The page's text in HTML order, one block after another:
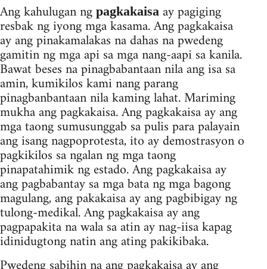
Ang kahulugan ng pagkakaisa ay pagiging
resbak ng iyong mga kasama. Ang pagkakaisa
ay ang pinakamalakas na dahas na pwedeng
gamitin ng mga api sa mga nang-aapi sa kanila.
Bawat beses na pinagbabantaan nila ang isa sa
amin, kumikilos kami nang parang
pinagbanbantaan nila kaming lahat. Mariming
mukha ang pagkakaisa. Ang pagkakaisa ay ang
mga taong sumusunggab sa pulis para palayain
ang isang nagpoprotesta, ito ay demostrasyon o
pagkikilos sa ngalan ng mga taong
pinapatahimik ng estado. Ang pagkakaisa ay
ang pagbabantay sa mga bata ng mga bagong
magulang, ang pakakaisa ay ang pagbibigay ng
tulong-medikal. Ang pagkakaisa ay ang
pagpapakita na wala sa atin ay nag-iisa kapag
idinidugtong natin ang ating pakikibaka.